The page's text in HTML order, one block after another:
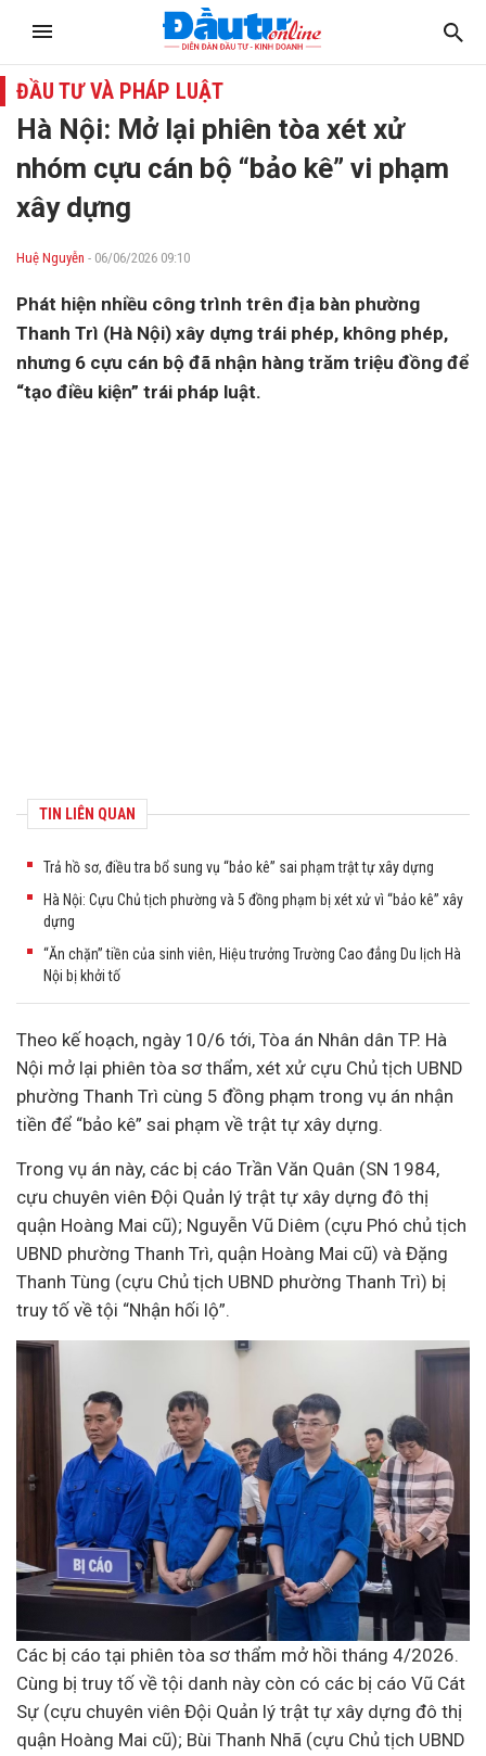
ĐẦU TƯ VÀ PHÁP LUẬT
Hà Nội: Mở lại phiên tòa xét xử
nhóm cựu cán bộ “bảo kê” vi phạm
xây dựng
Huệ Nguyễn - 06/06/2026 09:10
Phát hiện nhiều công trình trên địa bàn phường
Thanh Trì (Hà Nội) xây dựng trái phép, không phép,
nhưng 6 cựu cán bộ đã nhận hàng trăm triệu đồng để
“tạo điều kiện” trái pháp luật.
TIN LIÊN QUAN
Trả hồ sơ, điều tra bổ sung vụ “bảo kê” sai phạm trật tự xây dựng
Hà Nội: Cựu Chủ tịch phường và 5 đồng phạm bị xét xử vì “bảo kê” xây
dựng
“Ăn chặn” tiền của sinh viên, Hiệu trưởng Trường Cao đẳng Du lịch Hà
Nội bị khởi tố
Theo kế hoạch, ngày 10/6 tới, Tòa án Nhân dân TP. Hà
Nội mở lại phiên tòa sơ thẩm, xét xử cựu Chủ tịch UBND
phường Thanh Trì cùng 5 đồng phạm trong vụ án nhận
tiền để “bảo kê” sai phạm về trật tự xây dựng.
Trong vụ án này, các bị cáo Trần Văn Quân (SN 1984,
cựu chuyên viên Đội Quản lý trật tự xây dựng đô thị
quận Hoàng Mai cũ); Nguyễn Vũ Diêm (cựu Phó chủ tịch
UBND phường Thanh Trì, quận Hoàng Mai cũ) và Đặng
Thanh Tùng (cựu Chủ tịch UBND phường Thanh Trì) bị
truy tố về tội “Nhận hối lộ”.
Các bị cáo tại phiên tòa sơ thẩm mở hồi tháng 4/2026.
Cùng bị truy tố về tội danh này còn có các bị cáo Vũ Cát
Sự (cựu chuyên viên Đội Quản lý trật tự xây dựng đô thị
quận Hoàng Mai cũ); Bùi Thanh Nhã (cựu Chủ tịch UBND